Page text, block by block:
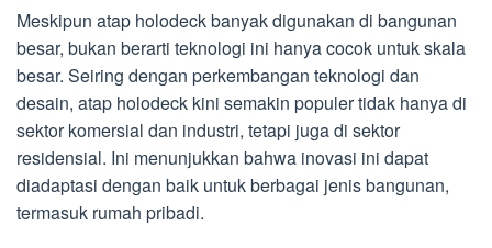
Meskipun atap holodeck banyak digunakan di bangunan
besar, bukan berarti teknologi ini hanya cocok untuk skala
besar. Seiring dengan perkembangan teknologi dan
desain, atap holodeck kini semakin populer tidak hanya di
sektor komersial dan industri, tetapi juga di sektor
residensial. Ini menunjukkan bahwa inovasi ini dapat
diadaptasi dengan baik untuk berbagai jenis bangunan,
termasuk rumah pribadi.